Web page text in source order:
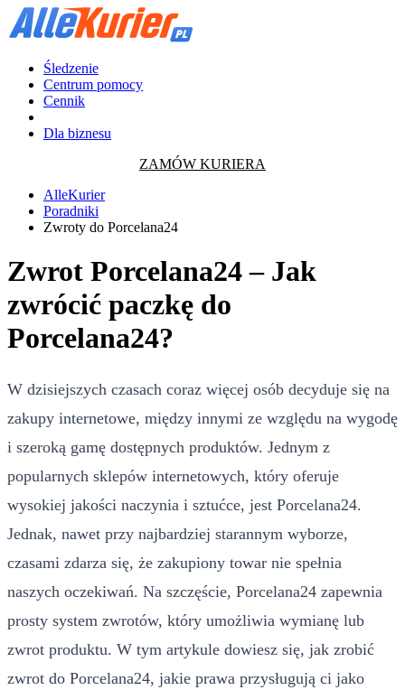
Śledzenie
Centrum pomocy
Cennik
Dla biznesu
ZAMÓW KURIERA
AlleKurier
Poradniki
Zwroty do Porcelana24
Zwrot Porcelana24 – Jak
zwrócić paczkę do
Porcelana24?
W dzisiejszych czasach coraz więcej osób decyduje się na
zakupy internetowe, między innymi ze względu na wygodę
i szeroką gamę dostępnych produktów. Jednym z
popularnych sklepów internetowych, który oferuje
wysokiej jakości naczynia i sztućce, jest Porcelana24.
Jednak, nawet przy najbardziej starannym wyborze,
czasami zdarza się, że zakupiony towar nie spełnia
naszych oczekiwań. Na szczęście, Porcelana24 zapewnia
prosty system zwrotów, który umożliwia wymianę lub
zwrot produktu. W tym artykule dowiesz się, jak zrobić
zwrot do Porcelana24, jakie prawa przysługują ci jako